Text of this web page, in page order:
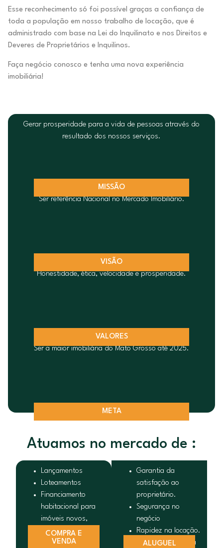
Esse reconhecimento só foi possível graças a confiança de
toda a população em nosso trabalho de locação, que é
administrado com base na Lei do Inquilinato e nos Direitos e
Deveres de Proprietários e Inquilinos.
Faça negócio conosco e tenha uma nova experiência
imobiliária!
MISSÃO
Gerar prosperidade para a vida de pessoas através do
resultado dos nossos serviços.
VISÃO
Ser referência Nacional no Mercado Imobiliário.
VALORES
Honestidade, ética, velocidade e prosperidade.
META
Ser a maior imobiliária do Mato Grosso até 2025.
Atuamos no mercado de :
COMPRA E
VENDA
Lançamentos
Loteamentos
Financiamento
habitacional para
imóveis novos,
imóveis usados e
outros.
ALUGUEL
Garantia da
satisfação ao
proprietário.
Segurança no
negócio
Rapidez na locação.
Sem dor de cabeça